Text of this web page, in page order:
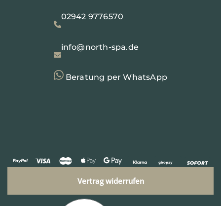
02942 9776570
info@north-spa.de
Beratung per WhatsApp
Vertrag widerrufen